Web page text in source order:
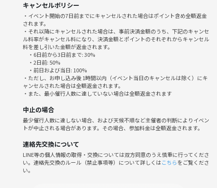
実は開店15分後には満席になるので、それ以降の時間帯は現実的でない
のです
2江東区常盤２丁目２−１２の姉妹店に着いた！
待ってます‼徒歩5分程です
キャンセルポリシー
・イベント開始の7日前までにキャンセルされた場合はポイント含め全額返金
されます。
・それ以降にキャンセルされた場合は、事前決済金額のうち、下記のキャンセ
ル料率がキャンセル料になり、決済金額とポイントのそれぞれからキャンセル
料を差し引いた金額が返金されます。
・6日前から3日前まで: 30%
・2日前: 50%
・前日および当日: 100%
・ただし、お申し込み後 1時間以内（イベント当日のキャンセルは除く）にキ
ャンセルされた場合は全額返金されます。
・また、最小催行人数に達していない場合は全額返金されます
中止の場合
最少催行人数に達しない場合、および天候不順など主催者の判断によりイベン
トが中止される場合があります。その場合、参加料金は全額返金されます。
連絡先交換について
LINE等の個人情報の取得・交換については双方同意のうえ慎重に行ってくださ
い。連絡先交換のルール（禁止事項等）について詳しくはこちらをご覧くださ
い。